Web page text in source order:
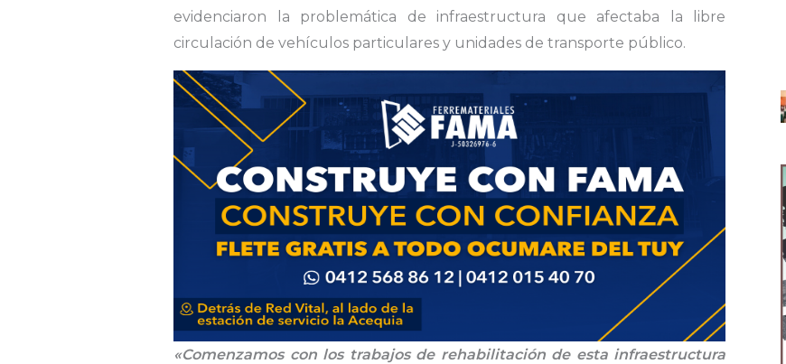
evidenciaron la problemática de infraestructura que afectaba la libre
circulación de vehículos particulares y unidades de transporte público.
«Comenzamos con los trabajos de rehabilitación de esta infraestructura